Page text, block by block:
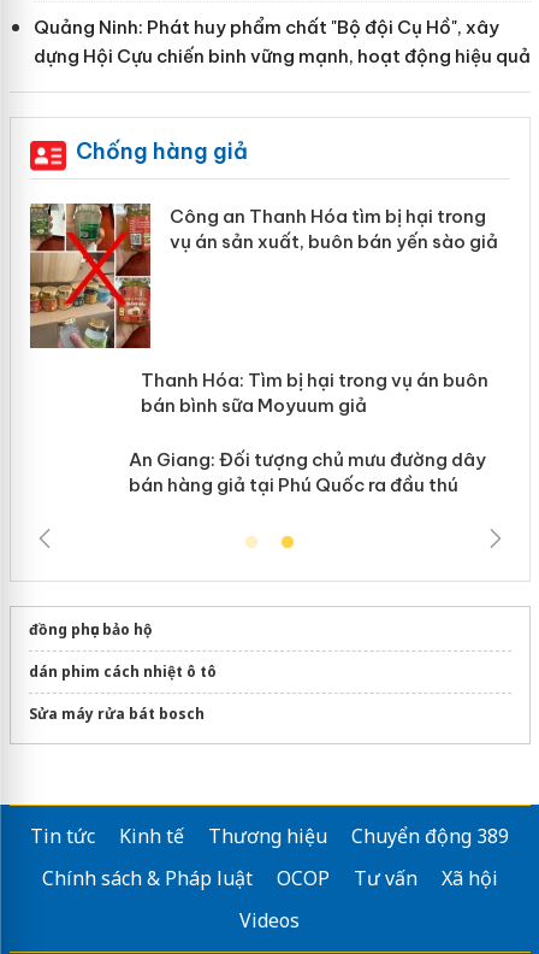
Quảng Ninh: Phát huy phẩm chất "Bộ đội Cụ Hồ", xây
dựng Hội Cựu chiến binh vững mạnh, hoạt động hiệu quả
Chống hàng giả
Lào Cai xử lý 83 vụ vi phạm thương mại
trong tháng 7
Hưng Yên: Xử lý 6 hộ kinh doanh bán hàng
giả mạo nhãn hiệu Adidas, Nike
Cà Mau: Tiêu hủy công khai hàng ngàn sản
phẩm nhập lậu, bảo vệ môi trường kinh
dán phim cách nhiệt ô tô
Sửa máy rửa bát bosch